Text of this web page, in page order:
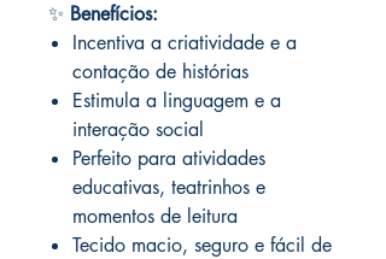
✨ Benefícios:
Incentiva a criatividade e a
contação de histórias
Estimula a linguagem e a
interação social
Perfeito para atividades
educativas, teatrinhos e
momentos de leitura
Tecido macio, seguro e fácil de